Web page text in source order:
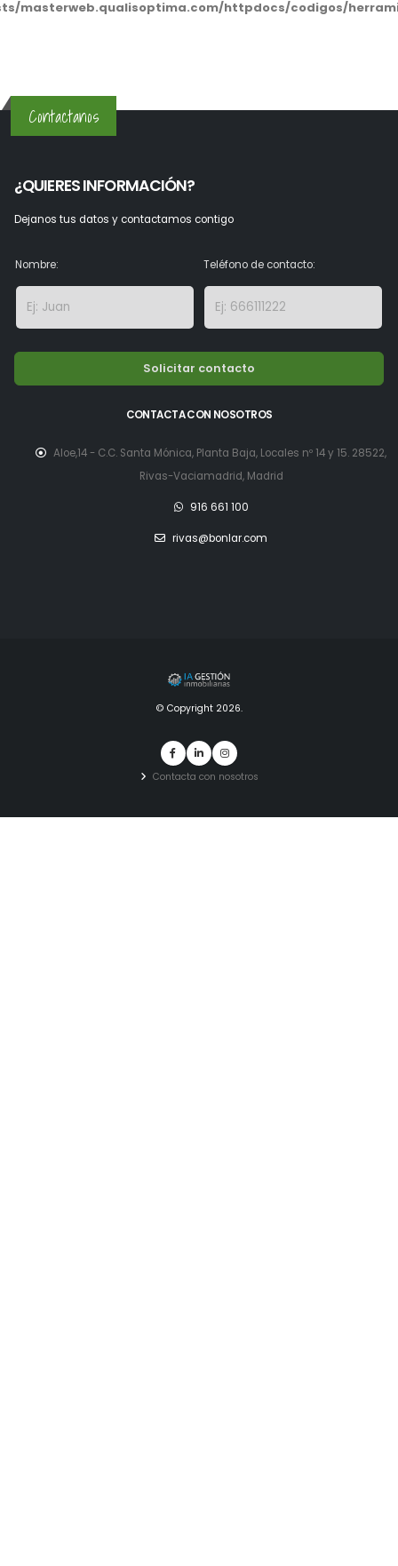
masterweb.qualisoptima.com/httpdocs/codigos/
Contactanos
¿QUIERES INFORMACIÓN?
Dejanos tus datos y contactamos contigo
Nombre: Teléfono de contacto:
Solicitar contacto
CONTACTA CON NOSOTROS
Aloe,14 - C.C. Santa Mónica, Planta Baja, Locales nº 14 y 15. 28522,
Rivas-Vaciamadrid, Madrid
916 661 100
rivas@bonlar.com
© Copyright 2026.
Contacta con nosotros